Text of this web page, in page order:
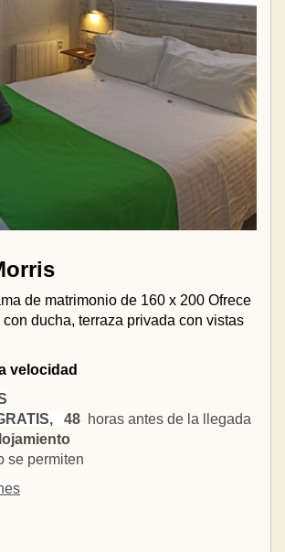
de matrimonio de 160 x 200 Ofrece
con ducha, terraza privada con vistas
velocidad
48 horas antes de la llegada
se permiten